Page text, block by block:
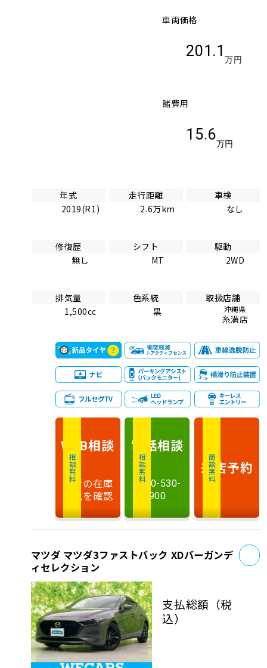
車両価格
201.1
万円
諸費用
15.6
万円
年式
2019(R1)
走行距離
2.6万km
車検
なし
修復歴
無し
シフト
MT
駆動
2WD
排気量
1,500cc
色系統
黒
取扱店舗
沖縄県
糸満店
相談無料
WEB相談
最新の在庫
状況を確認
相談無料
電話相談
0120-530-
900
商談無料
来店予約
マツダ マツダ3ファストバック XDバーガンデ
ィセレクション
支払総額 （税
込）